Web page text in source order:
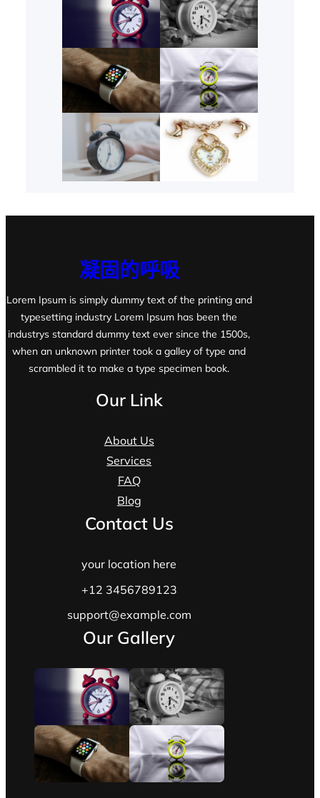
凝固的呼吸
Lorem Ipsum is simply dummy text of the printing and
typesetting industry Lorem Ipsum has been the
industrys standard dummy text ever since the 1500s,
when an unknown printer took a galley of type and
scrambled it to make a type specimen book.
Our Link
About Us
Services
FAQ
Blog
Contact Us
your location here
+12 3456789123
support@example.com
Our Gallery